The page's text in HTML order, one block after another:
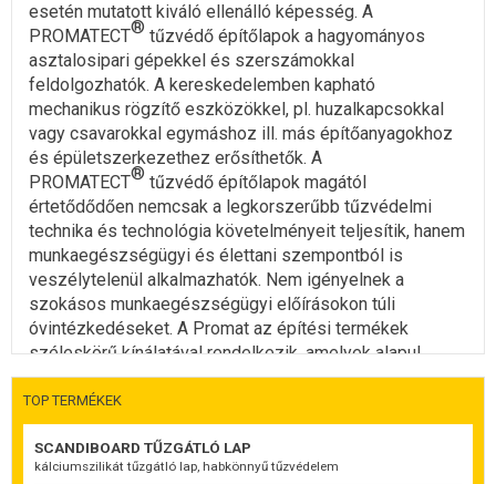
esetén mutatott kiváló ellenálló képesség. A
PROMATECT® tűzvédő építőlapok a hagyományos
asztalosipari gépekkel és szerszámokkal
feldolgozhatók. A kereskedelemben kapható
mechanikus rögzítő eszközökkel, pl. huzalkapcsokkal
vagy csavarokkal egymáshoz ill. más építőanyagokhoz
és épületszerkezethez erősíthetők. A
PROMATECT® tűzvédő építőlapok magától
értetődődően nemcsak a legkorszerűbb tűzvédelmi
technika és technológia követelményeit teljesítik, hanem
munkaegészségügyi és élettani szempontból is
veszélytelenül alkalmazhatók. Nem igényelnek a
szokásos munkaegészségügyi előírásokon túli
óvintézkedéseket. A Promat az építési termékek
széleskörű kínálatával rendelkezik, amelyek alapul
szolgálnak a Promat építéstechnikai tűzvédő
szerkezetekhez és rendszerekhez. Ide tartoznak a
PROMATECT
tűzvédő építőlapok.
PROMATECT®-H tűzvédő építőlap
TOP TERMÉKEK
SCANDIBOARD TŰZGÁTLÓ LAP
kálciumszilikát tűzgátló lap, habkönnyű tűzvédelem